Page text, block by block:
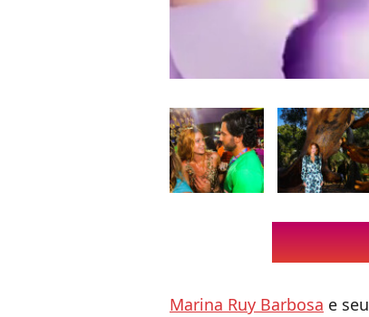
Marina Ruy Barbosa e seu